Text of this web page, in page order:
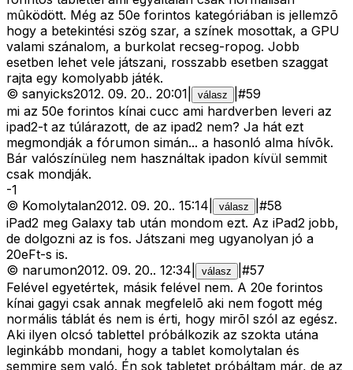
mûködött. Még az 50e forintos kategóriában is jellemzõ
hogy a betekintési szög szar, a színek mosottak, a GPU
valami szánalom, a burkolat recseg-ropog. Jobb
esetben lehet vele játszani, rosszabb esetben szaggat
rajta egy komolyabb játék.
© sanyicks2012. 09. 20.. 20:01 válasz #59
mi az 50e forintos kínai cucc ami hardverben leveri az
ipad2-t az túlárazott, de az ipad2 nem? Ja hát ezt
megmondják a fórumon simán... a hasonló alma hívõk.
Bár valószínüleg nem használtak ipadon kívül semmit
csak mondják.
-1
© Komolytalan2012. 09. 20.. 15:14 válasz #58
iPad2 meg Galaxy tab után mondom ezt. Az iPad2 jobb,
de dolgozni az is fos. Játszani meg ugyanolyan jó a
20eFt-s is.
© narumon2012. 09. 20.. 12:34 válasz #57
Felével egyetértek, másik felével nem. A 20e forintos
kínai gagyi csak annak megfelelõ aki nem fogott még
normális táblát és nem is érti, hogy mirõl szól az egész.
Aki ilyen olcsó tablettel próbálkozik az szokta utána
leginkább mondani, hogy a tablet komolytalan és
semmire sem való. Én sok tabletet próbáltam már, de az